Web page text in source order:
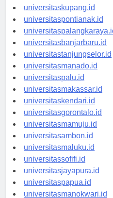
universitasdenpasar.id
universitaskupang.id
universitaspontianak.id
universitaspalangkaraya.id
universitasbanjarbaru.id
universitastanjungselor.id
universitasmanado.id
universitaspalu.id
universitasmakassar.id
universitaskendari.id
universitasgorontalo.id
universitasmamuju.id
universitasambon.id
universitasmaluku.id
universitassofifi.id
universitasjayapura.id
universitaspapua.id